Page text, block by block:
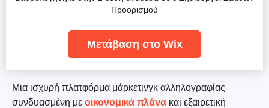
Μια ισχυρή πλατφόρμα μάρκετινγκ αλληλογραφίας
συνδυασμένη με οικονομικά πλάνα και εξαιρετική
Προορισμού
Μετάβαση στο Wix